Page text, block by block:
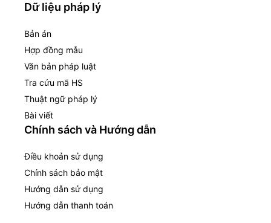
Dữ liệu pháp lý
Bản án
Hợp đồng mẫu
Văn bản pháp luật
Tra cứu mã HS
Thuật ngữ pháp lý
Bài viết
Chính sách và Hướng dẫn
Điều khoản sử dụng
Chính sách bảo mật
Hướng dẫn sử dụng
Hướng dẫn thanh toán